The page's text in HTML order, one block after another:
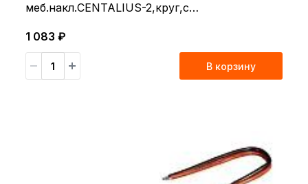
меб.накл.CENTALIUS-2,круг,с
магн,серебр
1 083 ₽
В корзину